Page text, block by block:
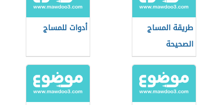
طريقة المساج
الصحيحة
أدوات للمساج